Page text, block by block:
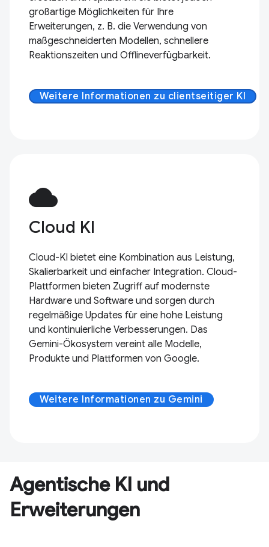
großartige Möglichkeiten für Ihre
Erweiterungen, z. B. die Verwendung von
maßgeschneiderten Modellen, schnellere
Reaktionszeiten und Offlineverfügbarkeit.
Weitere Informationen zu clientseitiger KI
cloud
Cloud KI
Cloud-KI bietet eine Kombination aus Leistung,
Skalierbarkeit und einfacher Integration. Cloud-
Plattformen bieten Zugriff auf modernste
Hardware und Software und sorgen durch
regelmäßige Updates für eine hohe Leistung
und kontinuierliche Verbesserungen. Das
Gemini-Ökosystem vereint alle Modelle,
Produkte und Plattformen von Google.
Weitere Informationen zu Gemini
Agentische KI und
Erweiterungen